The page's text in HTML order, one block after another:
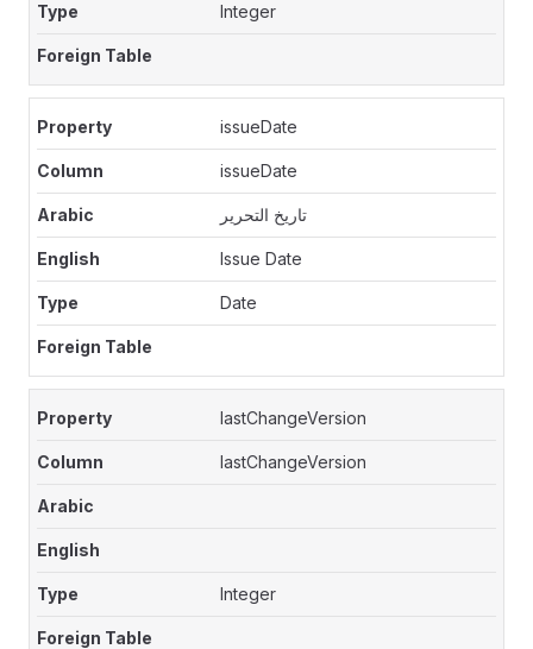
Integer
issueDate
issueDate
تاريخ التحرير
Issue Date
Date
lastChangeVersion
lastChangeVersion
Integer